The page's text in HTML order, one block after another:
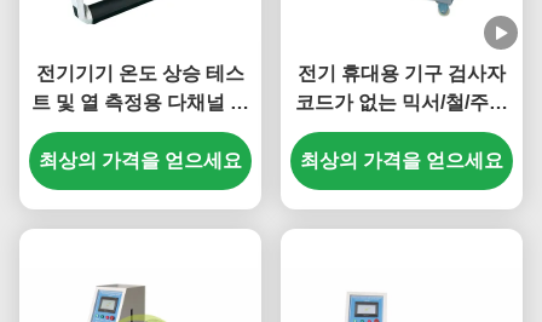
전기기기 온도 상승 테스
트 및 열 측정용 다채널 온
도 검사기
최상의 가격을 얻으세요
전기 휴대용 기구 검사자
코드가 없는 믹서/철/주전
자 삽입은 그리고 내구 시
험을 철회합니다
최상의 가격을 얻으세요